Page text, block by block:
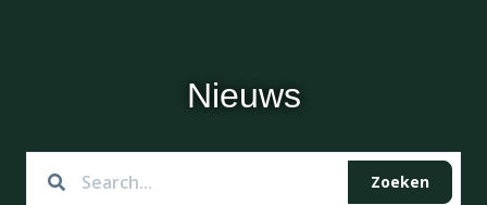
Nieuws
Zoeken